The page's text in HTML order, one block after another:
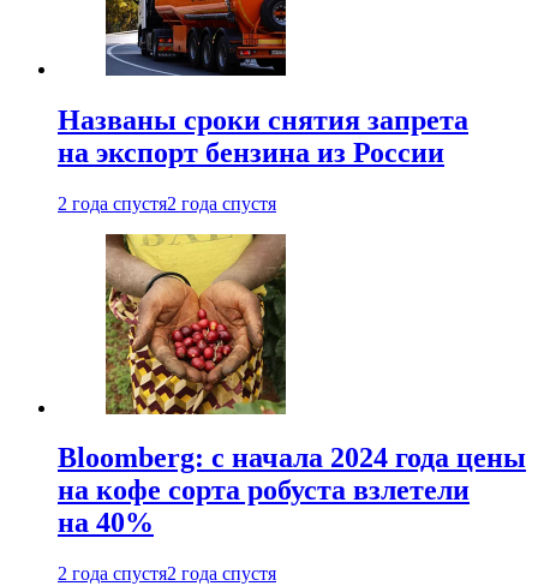
Названы сроки снятия запрета
на экспорт бензина из России
2 года спустя2 года спустя
Bloomberg: с начала 2024 года цены
на кофе сорта робуста взлетели
на 40%
2 года спустя2 года спустя